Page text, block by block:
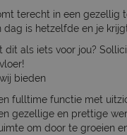
terecht in een gezellig
dag is hetzelfde en je
dit als iets voor jou?
bieden
fulltime functie met
gezellige en prettige
om door te groeien